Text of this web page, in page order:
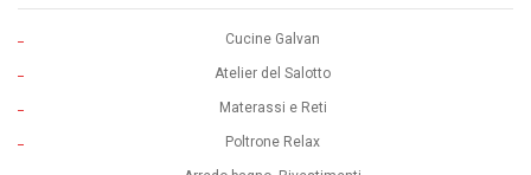
Cucine Galvan
Atelier del Salotto
Materassi e Reti
Poltrone Relax